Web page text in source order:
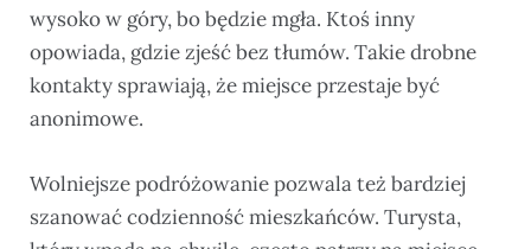
wysoko w góry, bo będzie mgła. Ktoś inny
opowiada, gdzie zjeść bez tłumów. Takie drobne
kontakty sprawiają, że miejsce przestaje być
anonimowe.
Wolniejsze podróżowanie pozwala też bardziej
szanować codzienność mieszkańców. Turysta,